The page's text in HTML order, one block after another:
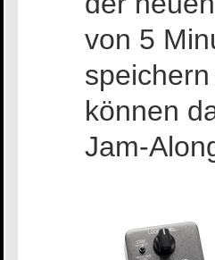
von 5
können
Jam-